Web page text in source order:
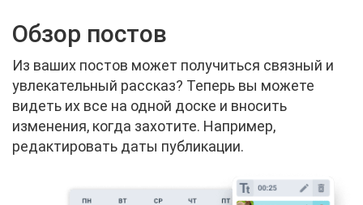
Обзор постов
Из ваших постов может получиться связный и
увлекательный рассказ? Теперь вы можете
видеть их все на одной доске и вносить
изменения, когда захотите. Например,
редактировать даты публикации.